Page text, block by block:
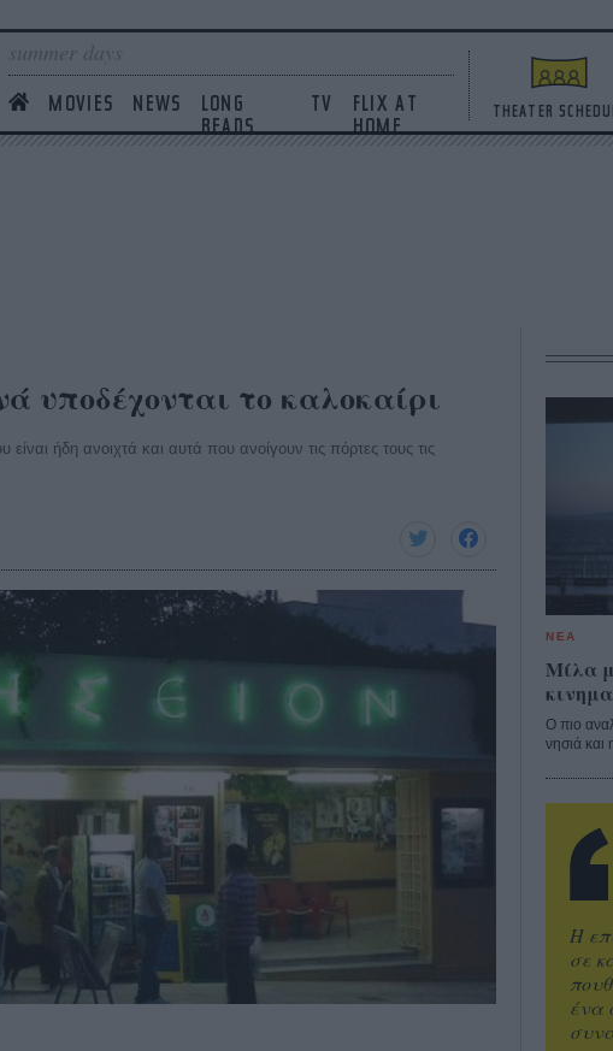
summer days
MOVIES NEWS
LONG
READS
TV
FLIX AT
HOME
THEATER
υποδέχονται το καλοκαίρι
ήδη ανοιχτά και αυτά που ανοίγουν τις πόρτες τους τις
ΝΕΑ
Μίλα
Ο πιο
νησιά και
Η
σε
ένα